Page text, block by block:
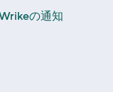
の通知